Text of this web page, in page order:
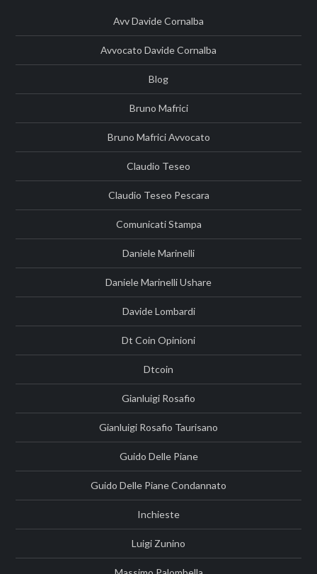
Avv Davide Cornalba
Avvocato Davide Cornalba
Blog
Bruno Mafrici
Bruno Mafrici Avvocato
Claudio Teseo
Claudio Teseo Pescara
Comunicati Stampa
Daniele Marinelli
Daniele Marinelli Ushare
Davide Lombardi
Dt Coin Opinioni
Dtcoin
Gianluigi Rosafio
Gianluigi Rosafio Taurisano
Guido Delle Piane
Guido Delle Piane Condannato
Inchieste
Luigi Zunino